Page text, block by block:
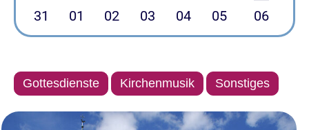
31
01 02 03 04 05 06
Gottesdienste Kirchenmusik Sonstiges